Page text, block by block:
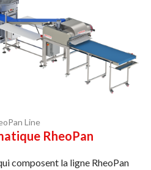
Line
RheoPan
composent la ligne RheoPan